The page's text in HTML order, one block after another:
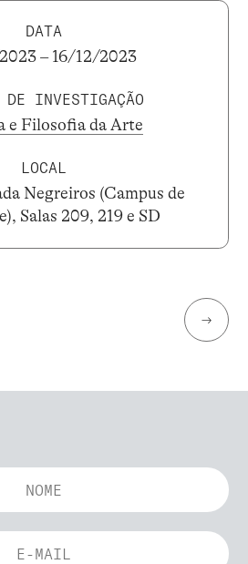
DATA
– 16/12/2023
DE INVESTIGAÇÃO
e Filosofia da Arte
LOCAL
Negreiros (Campus de
Salas 209, 219 e SD
→